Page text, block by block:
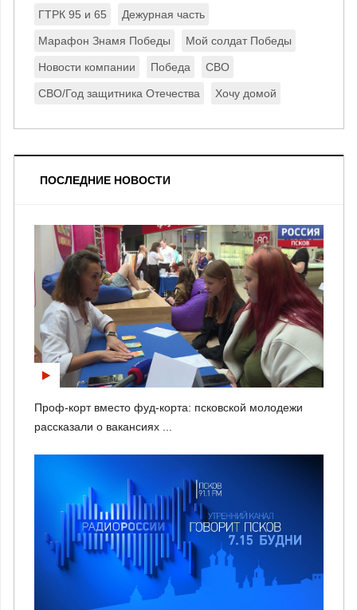
ГТРК 95 и 65 Дежурная часть
Марафон Знамя Победы Мой солдат Победы
Новости компании Победа СВО
СВО/Год защитника Отечества Хочу домой
ПОСЛЕДНИЕ НОВОСТИ
Проф-корт вместо фуд-корта: псковской молодежи
рассказали о вакансиях ...